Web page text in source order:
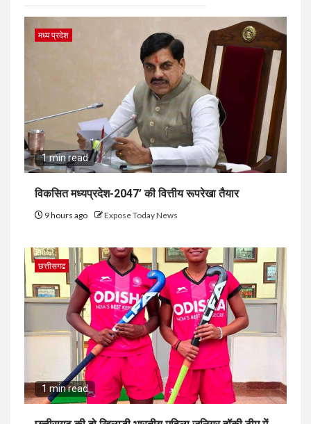
मध्य प्रदेश
1 min read
विकसित मध्यप्रदेश-2047’ की वित्तीय रूपरेखा तैयार
9 hours ago Expose Today News
छत्तीसगढ
1 min read